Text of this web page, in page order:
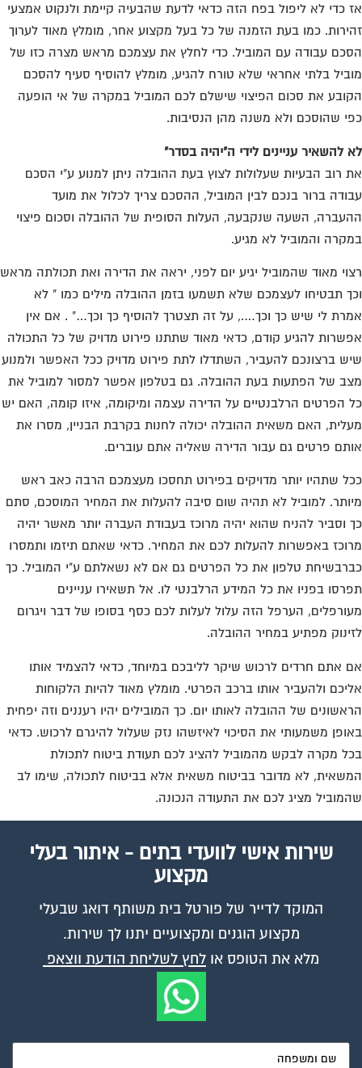
כדי לא ליפול בפח הזה כדאי לדעת שהבעיה קיימת ולנקוט אמצעי
כמו בעת הזמנה של כל בעל מקצוע אחר, מומלץ מאוד לערוך
עבודה עם המוביל. כדי לחלץ את עצמכם מראש מצרה כזו של
בלתי אחראי שלא טורח להגיע, מומלץ להוסיף סעיף להסכם
את סכום הפיצוי שישלם לכם המוביל במקרה של אי הופעה
שהוסכם ולא משנה מהן הנסיבות.
להשאיר עניינים לידי ה"יהיה בסדר"
רוב הבעיות שעלולות לצוץ בעת ההובלה ניתן למנוע ע"י הסכם
ברור בנכם לבין המוביל, ההסכם צריך לכלול את מועד
השעה שנקבעה, העלות הסופית של ההובלה וסכום פיצוי
והמוביל לא מגיע.
מאוד שהמוביל יגיע יום לפני, יראה את הדירה ואת תכולתה מראש
תבטיחו לעצמכם שלא תשמעו בזמן ההובלה מילים כמו " לא
לי שיש כך וכך…., על זה תצטרך להוסיף כך וכך…" . אם אין
להגיע קודם, כדאי מאוד שתתנו פירוט מדויק של כל התכולה
ברצונכם להעביר, השתדלו לתת פירוט מדויק ככל האפשר ולמנוע
של הפתעות בעת ההובלה. גם בטלפון אפשר למסור למוביל את
הפרטים הרלבנטיים על הדירה עצמה ומיקומה, איזו קומה, האם יש
האם משאית ההובלה יכולה לחנות בקרבת הבניין, מסרו את
פרטים גם עבור הדירה שאליה אתם עוברים.
שתהיו יותר מדויקים בפירוט תחסכו מעצמכם הרבה כאב ראש
למוביל לא תהיה שום סיבה להעלות את המחיר המוסכם, סתם
וסביר להניח שהוא יהיה מרוכז בעבודת העברה יותר מאשר יהיה
באפשרות להעלות לכם את המחיר. כדאי שאתם תיזמו ותמסרו
טלפון את כל הפרטים גם אם לא נשאלתם ע"י המוביל. כך
בפניו את כל המידע הרלבנטי לו. אל תשאירו עניינים
הערפל הזה עלול לעלות לכם כסף בסופו של דבר ויגרום
מפתיע במחיר ההובלה.
אתם חרדים לרכוש שיקר לליבכם במיוחד, כדאי להצמיד אותו
ולהעביר אותו ברכב הפרטי. מומלץ מאוד להיות הלקוחות
של ההובלה לאותו יום. כך המובילים יהיו רעננים וזה יפחית
משמעותי את הסיכוי לאיזשהו נזק שעלול להיגרם לרכוש. כדאי
מקרה לבקש מהמוביל להציג לכם תעודת ביטוח לתכולת
לא מדובר בביטוח משאית אלא בביטוח לתכולה, שימו לב
מציג לכם את התעודה הנכונה.
שירות אישי לוועדי בתים - איתור בעלי
מקצוע
המוקד לדייר של פורטל בית משותף דואג שבעלי
מקצוע הוגנים ומקצועיים יתנו לך שירות.
מלא את הטופס אולחץ לשליחת הודעת ווצאפ